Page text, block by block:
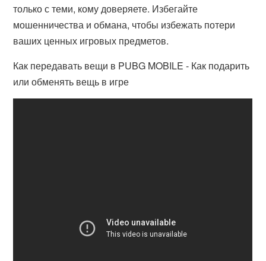
только с теми, кому доверяете. Избегайте
мошенничества и обмана, чтобы избежать потери
ваших ценных игровых предметов.
Как передавать вещи в PUBG MOBILE - Как подарить
или обменять вещь в игре